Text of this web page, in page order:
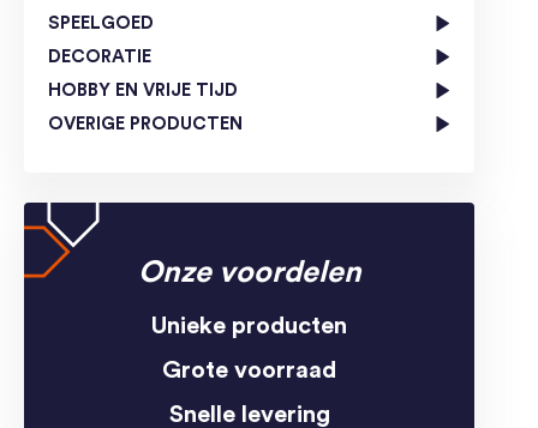
SPEELGOED
DECORATIE
HOBBY EN VRIJE TIJD
OVERIGE PRODUCTEN
Onze voordelen
Unieke producten
Grote voorraad
Snelle levering